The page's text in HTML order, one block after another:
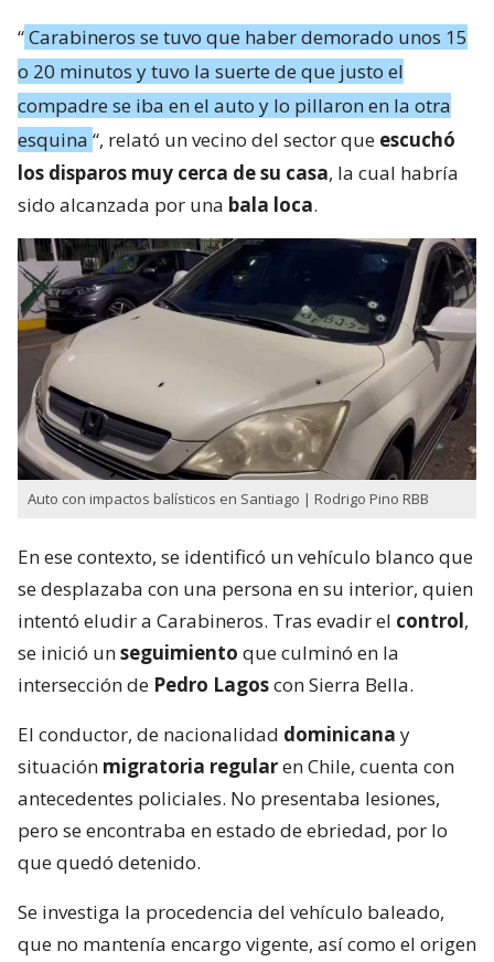
“Carabineros se tuvo que haber demorado unos 15
o 20 minutos y tuvo la suerte de que justo el
compadre se iba en el auto y lo pillaron en la otra
esquina “, relató un vecino del sector que escuchó
los disparos muy cerca de su casa, la cual habría
sido alcanzada por una bala loca.
Auto con impactos balísticos en Santiago | Rodrigo Pino RBB
En ese contexto, se identificó un vehículo blanco que
se desplazaba con una persona en su interior, quien
intentó eludir a Carabineros. Tras evadir el control,
se inició unseguimiento que culminó en la
intersección de Pedro Lagoscon Sierra Bella.
El conductor, de nacionalidad dominicana y
situación migratoria regularen Chile, cuenta con
antecedentes policiales. No presentaba lesiones,
pero se encontraba en estado de ebriedad, por lo
que quedó detenido.
Se investiga la procedencia del vehículo baleado,
que no mantenía encargo vigente, así como el origen